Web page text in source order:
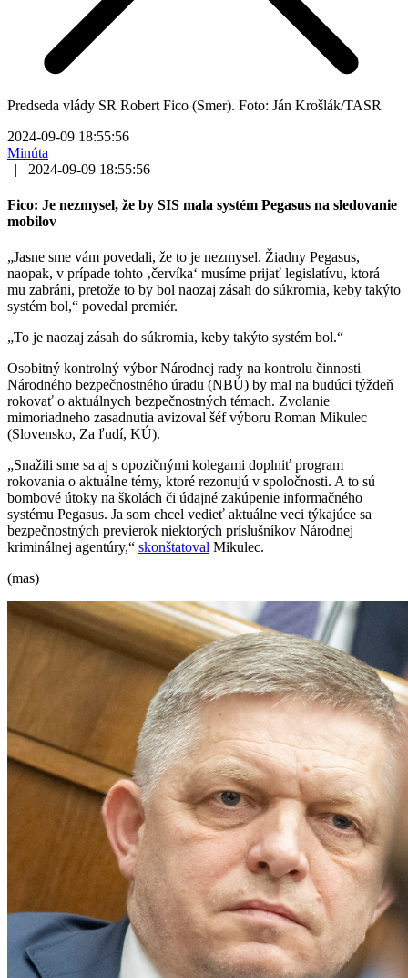
Predseda vlády SR Robert Fico (Smer). Foto: Ján Krošlák/TASR
2024-09-09 18:55:56
Minúta
|
2024-09-09 18:55:56
Fico: Je nezmysel, že by SIS mala systém Pegasus na sledovanie
mobilov
„Jasne sme vám povedali, že to je nezmysel. Žiadny Pegasus,
naopak, v prípade tohto ‚červíka‘ musíme prijať legislatívu, ktorá
mu zabráni, pretože to by bol naozaj zásah do súkromia, keby takýto
systém bol,“ povedal premiér.
„To je naozaj zásah do súkromia, keby takýto systém bol.“
Osobitný kontrolný výbor Národnej rady na kontrolu činnosti
Národného bezpečnostného úradu (NBÚ) by mal na budúci týždeň
rokovať o aktuálnych bezpečnostných témach. Zvolanie
mimoriadneho zasadnutia avizoval šéf výboru Roman Mikulec
(Slovensko, Za ľudí, KÚ).
„Snažili sme sa aj s opozičnými kolegami doplniť program
rokovania o aktuálne témy, ktoré rezonujú v spoločnosti. A to sú
bombové útoky na školách či údajné zakúpenie informačného
systému Pegasus. Ja som chcel vedieť aktuálne veci týkajúce sa
bezpečnostných previerok niektorých príslušníkov Národnej
kriminálnej agentúry,“ skonštatoval Mikulec.
(mas)